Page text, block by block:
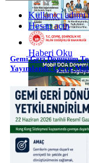
Haberi Oku
Haberi Oku
Kullanıcı
Hesap açın
Gemi Geri Dönüşüm
Yayımlandı: Çevre